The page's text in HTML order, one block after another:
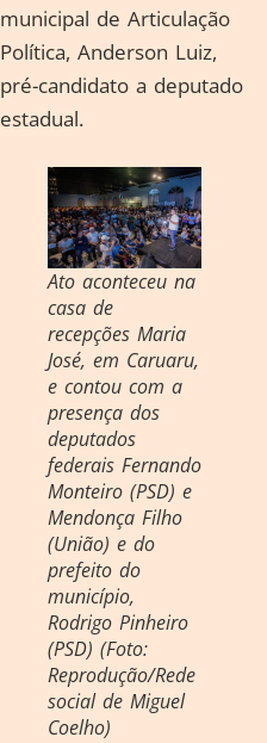
municipal de Articulação
Política, Anderson Luiz,
pré-candidato a deputado
estadual.
Ato aconteceu na
casa de
recepções Maria
José, em Caruaru,
e contou com a
presença dos
deputados
federais Fernando
Monteiro (PSD) e
Mendonça Filho
(União) e do
prefeito do
município,
Rodrigo Pinheiro
(PSD) (Foto:
Reprodução/Rede
social de Miguel
Coelho)